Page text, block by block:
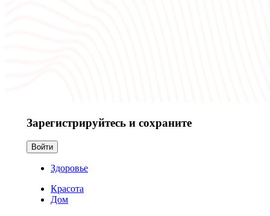
Зарегистрируйтесь и сохраните
Войти
Здоровье
Красота
Дом